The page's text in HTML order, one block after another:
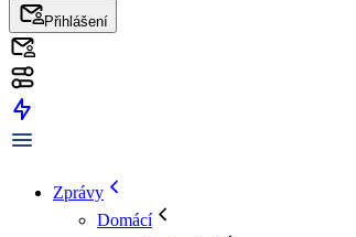
Přihlášení
Zprávy
Domácí